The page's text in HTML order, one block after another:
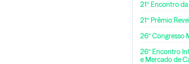
21º Encontro
21º Prêmio
26º Congresso
26º Encontro
e Mercado de